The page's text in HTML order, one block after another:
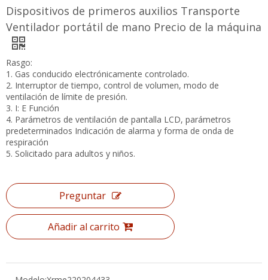
Dispositivos de primeros auxilios Transporte
Ventilador portátil de mano Precio de la
máquina
Rasgo:
1. Gas conducido electrónicamente controlado.
2. Interruptor de tiempo, control de volumen, modo de
ventilación de límite de presión.
3. I: E Función
4. Parámetros de ventilación de pantalla LCD, parámetros
predeterminados Indicación de alarma y forma de onda de
respiración
5. Solicitado para adultos y niños.
Preguntar
Añadir al carrito